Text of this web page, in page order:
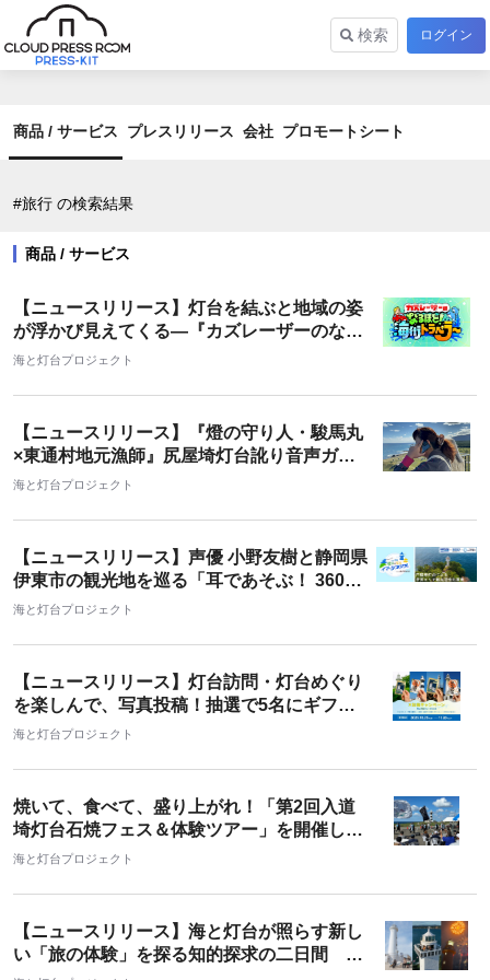
検索 ログイン
商品 / サービス プレスリリース 会社 プロモートシート
#旅行 の検索結果
商品 / サービス
【ニュースリリース】灯台を結ぶと地域の姿
が浮かび見えてくる―『カズレーザーのなる
ほど！海街トラベラー』が放送されます
海と灯台プロジェクト
【ニュースリリース】『燈の守り人・駿馬丸
×東通村地元漁師』尻屋埼灯台訛り音声ガイ
ド観光モニターツアーでお披露目！
海と灯台プロジェクト
【ニュースリリース】声優 小野友樹と静岡県
伊東市の観光地を巡る「耳であそぶ！ 360°
伊東 絶景＆歴史イマーシブツアー」を2025
海と灯台プロジェクト
【ニュースリリース】灯台訪問・灯台めぐり
を楽しんで、写真投稿！抽選で5名にギフト
カード進呈「海と灯台ウィーク2025 X投稿キ
海と灯台プロジェクト
焼いて、食べて、盛り上がれ！「第2回入道
埼灯台石焼フェス＆体験ツアー」を開催しま
した！
海と灯台プロジェクト
【ニュースリリース】海と灯台が照らす新し
い「旅の体験」を探る知的探求の二日間 10